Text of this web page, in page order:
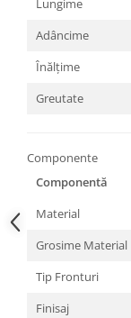
Lungime
Adâncime
Înălțime
Greutate
Componente
Componentă
Material
Grosime Material
Tip Fronturi
Finisaj